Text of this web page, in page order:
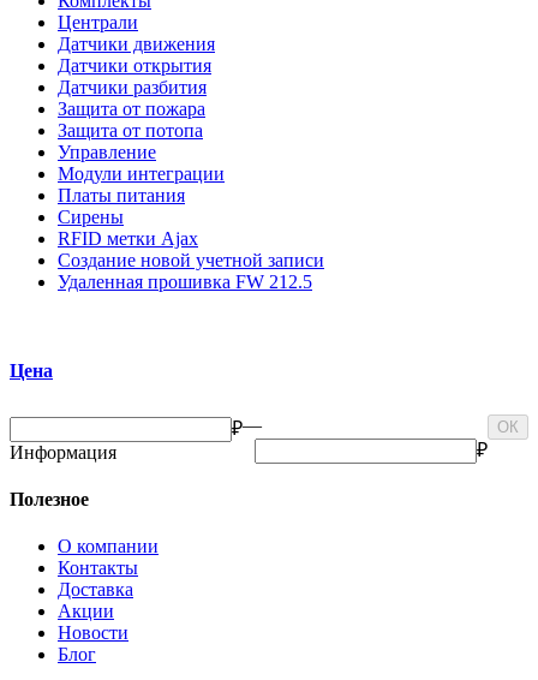
Централи
Датчики движения
Датчики открытия
Датчики разбития
Защита от пожара
Защита от потопа
Управление
Модули интеграции
Платы питания
Сирены
RFID метки Ajax
Создание новой учетной записи
Удаленная прошивка FW 212.5
Цена
₽— ОК
₽
Информация
Полезное
О компании
Контакты
Доставка
Акции
Новости
Блог